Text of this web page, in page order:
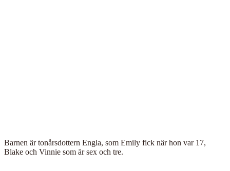
Barnen är tonårsdottern Engla, som Emily fick när hon var 17,
Blake och Vinnie som är sex och tre.